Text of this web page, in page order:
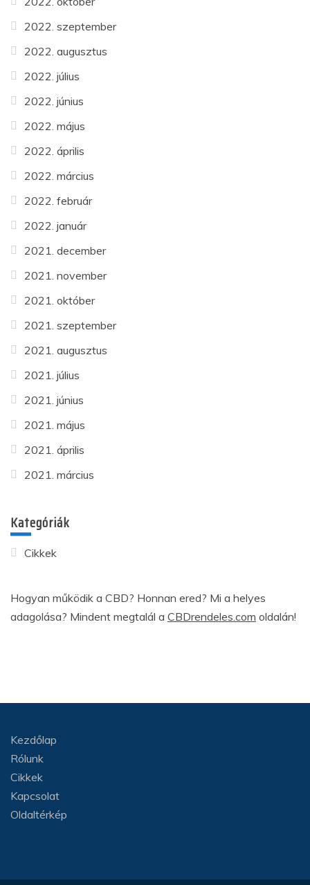
2022. szeptember
2022. augusztus
2022. július
2022. június
2022. május
2022. április
2022. március
2022. február
2022. január
2021. december
2021. november
2021. október
2021. szeptember
2021. augusztus
2021. július
2021. június
2021. május
2021. április
2021. március
Kategóriák
Cikkek
Hogyan működik a CBD? Honnan ered? Mi a helyes
adagolása? Mindent megtalál a CBDrendeles.com oldalán!
Kezdőlap
Rólunk
Cikkek
Kapcsolat
Oldaltérkép